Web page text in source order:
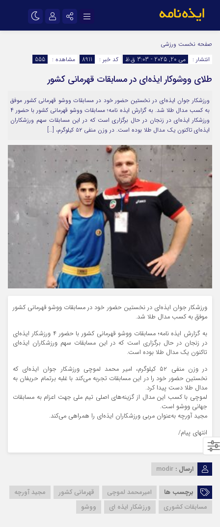
اینستاگرام
سروش
ایتا
آپارات
اپلیکیشن رمز عبور
مرا به خاطر بسپار
صفحه نخست ورزشی
انتشار :
می 20, 2025 - 3:03 ق.ظ کد خبر : 8911 مشاهده : 555
طلای ووشوکار ایذه‌ای در مسابقات قهرمانی کشور
ورزشکار جوان ایذه‌ای در نخستین حضور خود در مسابقات ووشو قهرمانی کشور موفق
به کسب مدال طلا شد. به گزارش ایذه نامه؛ مسابقات ووشو قهرمانی کشور با حضور ۴
ورزشکار ایذه‌ای در زنجان در حال برگزاری است که در این مسابقات سهم ورزشکاران
ایذه‌ای تاکنون یک مدال طلا بوده است. در وزن منفی ۵۲ کیلوگرم، […]
ورزشکار جوان ایذه‌ای در نخستین حضور خود در مسابقات ووشو قهرمانی کشور
موفق به کسب مدال طلا شد.
به گزارش ایذه نامه؛ مسابقات ووشو قهرمانی کشور با حضور ۴ ورزشکار ایذه‌ای
در زنجان در حال برگزاری است که در این مسابقات سهم ورزشکاران ایذه‌ای
تاکنون یک مدال طلا بوده است.
در وزن منفی ۵۲ کیلوگرم، امیر محمد لموچی ورزشکار جوان ایذه‌ای که
نخستین حضور خود را در این مسابقات تجربه می‌کند با غلبه برتمام حریفان به
مدال طلا دست پیدا کرد.
لموچی با کسب این مدال از گزینه‌های اصلی تیم ملی جهت اعزام به مسابقات
جهانی ووشو است.
مجید آورچه به‌عنوان مربی ورزشکاران ایذه‌ای را همراهی می‌کند.
انتهای پیام/
ارسال : modir
برچسب ها امیرمحمد لموچی قهرمانی کشور
مجید آورچه
مسابقات کشوری
ورزشکار ایذه ای ووشو